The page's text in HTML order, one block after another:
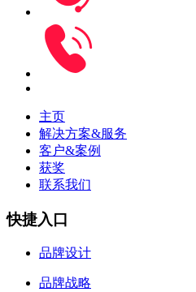
主页
解决方案&服务
客户&案例
获奖
联系我们
快捷入口
品牌设计
品牌战略